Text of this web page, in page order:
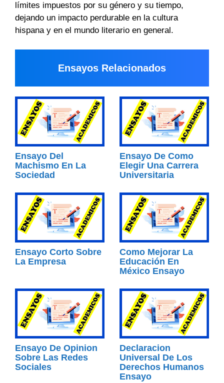
límites impuestos por su género y su tiempo,
dejando un impacto perdurable en la cultura
hispana y en el mundo literario en general.
Ensayos Relacionados
Ensayo Del
Machismo En La
Sociedad
Ensayo De Como
Elegir Una Carrera
Universitaria
Ensayo Corto Sobre
La Empresa
Como Mejorar La
Educación En
México Ensayo
Ensayo De Opinion
Sobre Las Redes
Sociales
Declaracion
Universal De Los
Derechos Humanos
Ensayo